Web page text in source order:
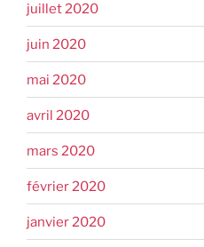
juillet 2020
juin 2020
mai 2020
avril 2020
mars 2020
février 2020
janvier 2020